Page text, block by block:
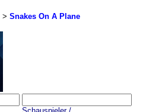
> Snakes On A Plane